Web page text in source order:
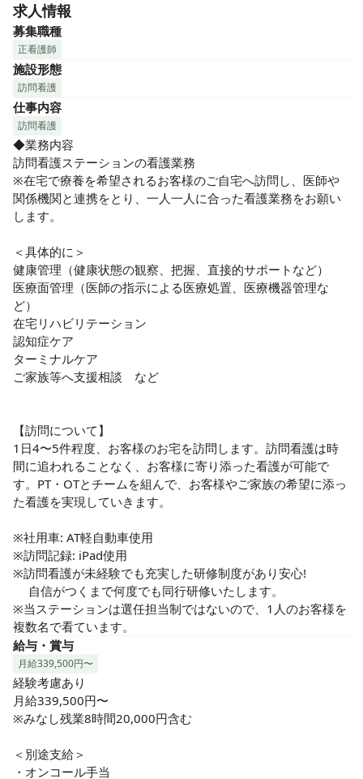
求人情報
募集職種
正看護師
施設形態
訪問看護
仕事内容
訪問看護
◆業務内容
訪問看護ステーションの看護業務
※在宅で療養を希望されるお客様のご自宅へ訪問し、医師や
関係機関と連携をとり、一人一人に合った看護業務をお願い
します。
＜具体的に＞
健康管理（健康状態の観察、把握、直接的サポートなど）
医療面管理（医師の指示による医療処置、医療機器管理な
ど）
在宅リハビリテーション
認知症ケア
ターミナルケア
ご家族等へ支援相談　など
【訪問について】
1日4〜5件程度、お客様のお宅を訪問します。訪問看護は時
間に追われることなく、お客様に寄り添った看護が可能で
す。PT・OTとチームを組んで、お客様やご家族の希望に添っ
た看護を実現していきます。
※社用車: AT軽自動車使用
※訪問記録: iPad使用
※訪問看護が未経験でも充実した研修制度があり安心!
自信がつくまで何度でも同行研修いたします。
※当ステーションは選任担当制ではないので、1人のお客様を
複数名で看ています。
給与・賞与
月給339,500円〜
経験考慮あり
月給339,500円〜
※みなし残業8時間20,000円含む
＜別途支給＞
・オンコール手当